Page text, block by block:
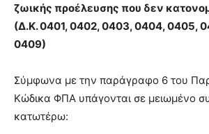
ζωικής προέλευσης που δεν
(Δ.Κ. 0401, 0402, 0403, 0404, 0405,
0409)
Σύμφωνα με την παράγραφο 6 του
Κώδικα ΦΠΑ υπάγονται σε μειωμένο
κατωτέρω: